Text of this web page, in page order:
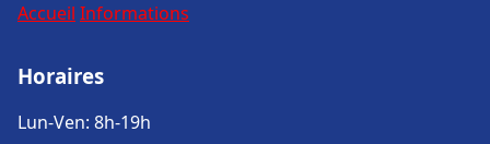
Accueil Informations
Horaires
Lun-Ven: 8h-19h